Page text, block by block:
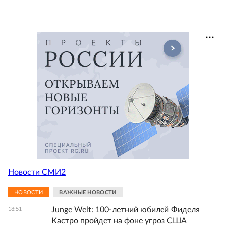
Новости СМИ2
НОВОСТИ ВАЖНЫЕ НОВОСТИ
18:51
Junge Welt: 100-летний юбилей Фиделя
Кастро пройдет на фоне угроз США